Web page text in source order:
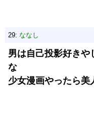
29: ななし
男は自己投影好きや
な
少女漫画やったら美